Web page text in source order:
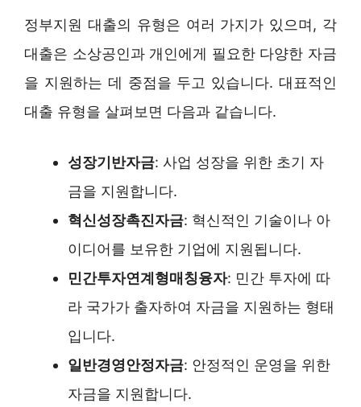
정부지원 대출의 유형은 여러 가지가 있으며, 각
대출은 소상공인과 개인에게 필요한 다양한 자금
을 지원하는 데 중점을 두고 있습니다. 대표적인
대출 유형을 살펴보면 다음과 같습니다.
성장기반자금: 사업 성장을 위한 초기 자
금을 지원합니다.
혁신성장촉진자금: 혁신적인 기술이나 아
이디어를 보유한 기업에 지원됩니다.
민간투자연계형매칭융자: 민간 투자에 따
라 국가가 출자하여 자금을 지원하는 형태
입니다.
일반경영안정자금: 안정적인 운영을 위한
자금을 지원합니다.